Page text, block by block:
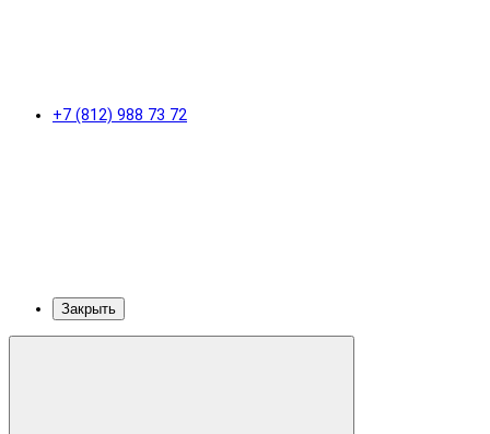
+7 (812) 988 73 72
Закрыть